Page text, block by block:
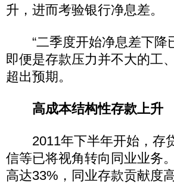
升，进而考验银行净息差。
“二季度开始净息差下降
即便是存款压力并不大的工
超出预期。
高成本结构性存款上升
2011年下半年开始，存
信等已将视角转向同业业务
高达33%，同业存款贡献度